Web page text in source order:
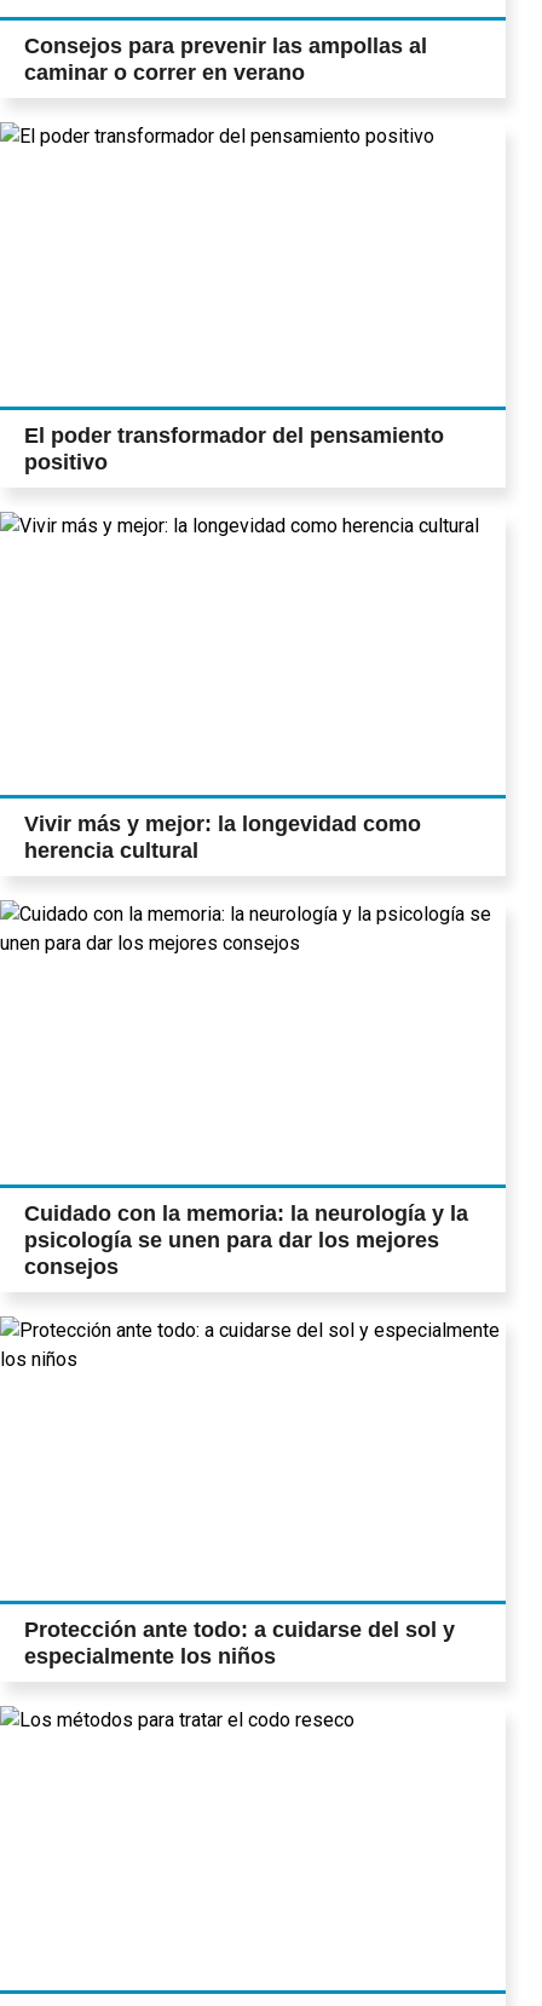
Consejos para prevenir las ampollas al
caminar o correr en verano
El poder transformador del pensamiento
positivo
Vivir más y mejor: la longevidad como
herencia cultural
Cuidado con la memoria: la neurología y la
psicología se unen para dar los mejores
consejos
Protección ante todo: a cuidarse del sol y
especialmente los niños